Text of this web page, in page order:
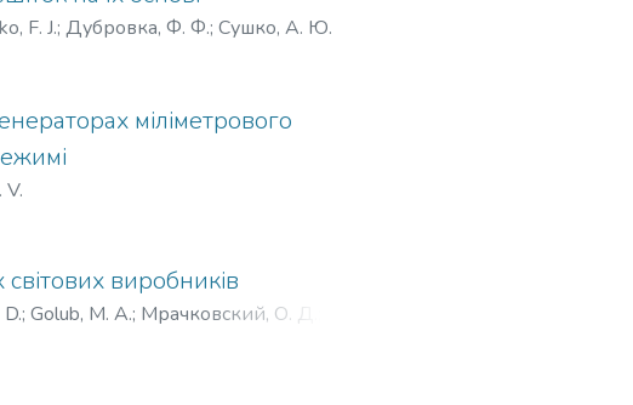
F. J.; Дубровка, Ф. Ф.; Сушко, А. Ю.
міліметрового
V.
виробників
; Golub, M. A.; Мрачковский, О. Д.